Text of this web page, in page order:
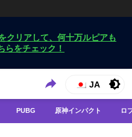
クリアして、何十万ルピアも
らをチェック！
ニュース
けで最新のゲームニュースを入手
JA
PUBG 原神インパクト ロ